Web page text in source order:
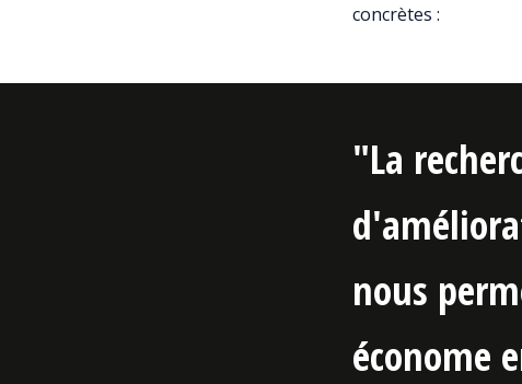
concrètes :
"La
nous
économe